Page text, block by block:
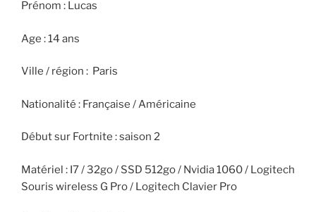
Prénom : Lucas
Age : 14 ans
Ville / région : Paris
Nationalité : Française / Américaine
Début sur Fortnite : saison 2
Matériel : I7 / 32go / SSD 512go / Nvidia 1060 / Logitech
Souris wireless G Pro / Logitech Clavier Pro